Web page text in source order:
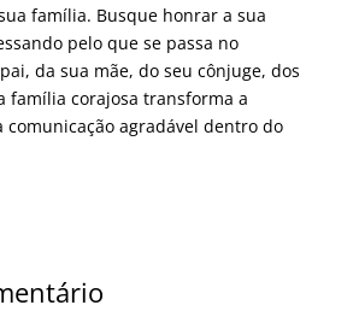
família. Busque honrar a sua
pelo que se passa no
da sua mãe, do seu cônjuge, dos
família corajosa transforma a
agradável dentro do